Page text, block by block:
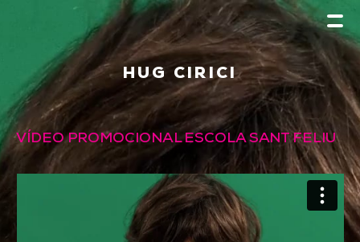
HUG CIRICI
VÍDEO PROMOCIONAL ESCOLA SANT FELIU